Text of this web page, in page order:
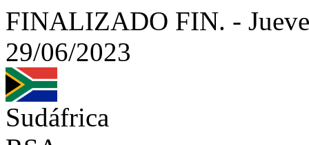
FINALIZADO FIN. -
29/06/2023
Sudáfrica